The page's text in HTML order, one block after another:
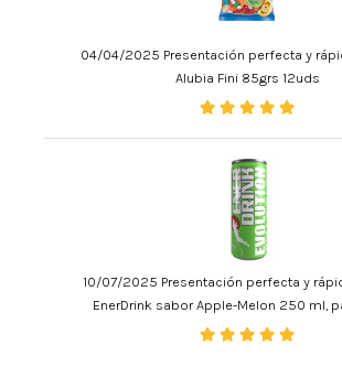
04/04/2025 Presentación perfecta y
Alubia Fini 85grs 12uds
10/07/2025 Presentación perfecta y
EnerDrink sabor Apple-Melon 250 ml,